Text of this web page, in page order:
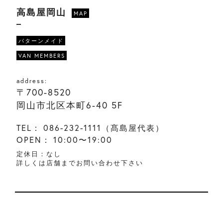
高島屋岡山 MAP
パターンメイド
VAN MEMBERS
address:
〒700-8520
岡山市北区本町6-40 5F
TEL：
086-232-1111（髙島屋代表）
OPEN：
10:00〜19:00
定休日：なし
詳しくは店舗までお問い合わせ下さい